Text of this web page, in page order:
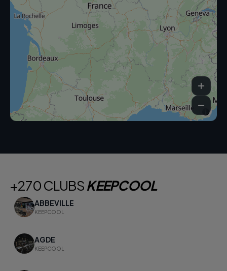
+270 CLUBSKEEPCOOL
ABBEVILLE
KEEPCOOL
AGDE
KEEPCOOL